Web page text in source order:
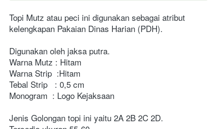
Topi Mutz atau peci ini digunakan sebagai atribut
kelengkapan Pakaian Dinas Harian (PDH).
Digunakan oleh jaksa putra.
Warna Mutz : Hitam
Warna Strip  :Hitam
Tebal Strip   : 0,5 cm
Monogram  : Logo Kejaksaan
Jenis Golongan topi ini yaitu 2A 2B 2C 2D.